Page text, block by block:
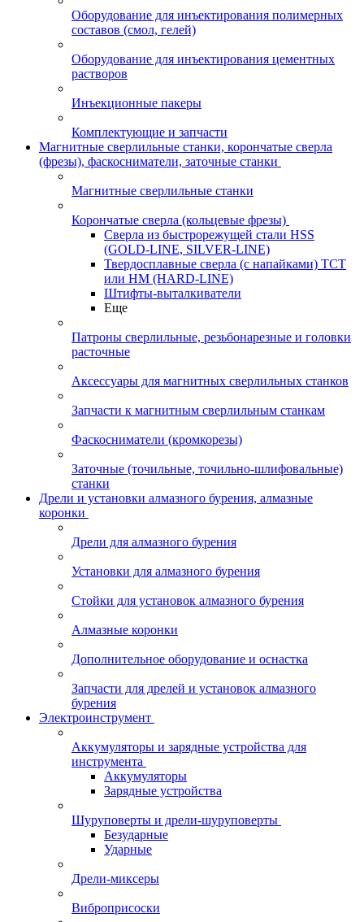
Оборудование для инъектирования полимерных
составов (смол, гелей)
Оборудование для инъектирования цементных
растворов
Инъекционные пакеры
Комплектующие и запчасти
Магнитные сверлильные станки, корончатые сверла
(фрезы), фаскосниматели, заточные станки
Магнитные сверлильные станки
Корончатые сверла (кольцевые фрезы)
Сверла из быстрорежущей стали HSS
(GOLD-LINE, SILVER-LINE)
Твердосплавные сверла (с напайками) ТСТ
или HM (HARD-LINE)
Штифты-выталкиватели
Еще
Патроны сверлильные, резьбонарезные и головки
расточные
Аксессуары для магнитных сверлильных станков
Запчасти к магнитным сверлильным станкам
Фаскосниматели (кромкорезы)
Заточные (точильные, точильно-шлифовальные)
станки
Дрели и установки алмазного бурения, алмазные
коронки
Дрели для алмазного бурения
Установки для алмазного бурения
Стойки для установок алмазного бурения
Алмазные коронки
Дополнительное оборудование и оснастка
Запчасти для дрелей и установок алмазного
бурения
Электроинструмент
Аккумуляторы и зарядные устройства для
инструмента
Аккумуляторы
Зарядные устройства
Шуруповерты и дрели-шуруповерты
Безударные
Ударные
Дрели-миксеры
Виброприсоски